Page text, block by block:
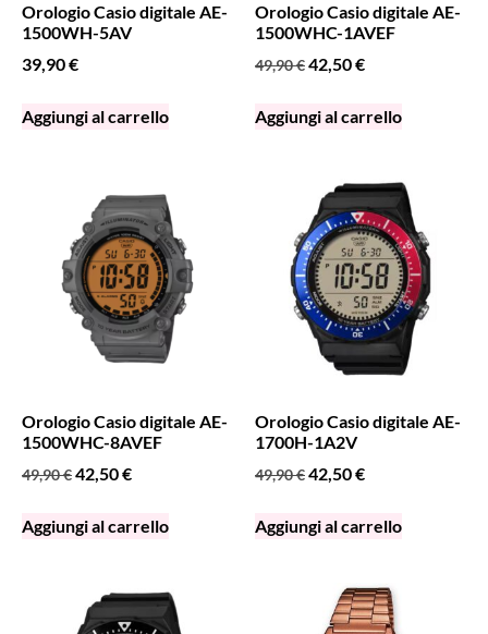
Orologio Casio digitale AE-
1500WH-5AV
39,90€
Aggiungi al carrello
Orologio Casio digitale AE-
1500WHC-1AVEF
49,90€42,50€
Aggiungi al carrello
Orologio Casio digitale AE-
1500WHC-8AVEF
49,90€42,50€
Aggiungi al carrello
Orologio Casio digitale AE-
1700H-1A2V
49,90€42,50€
Aggiungi al carrello